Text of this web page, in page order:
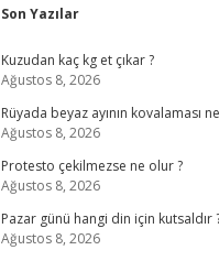
Sidebar
Son Yazılar
Kuzudan kaç kg et çıkar ?
Ağustos 8, 2026
Rüyada beyaz ayının kovalaması
Ağustos 8, 2026
Protesto çekilmezse ne olur ?
Ağustos 8, 2026
Pazar günü hangi din için kutsaldır
Ağustos 8, 2026